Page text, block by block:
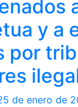
y a
por
de enero de